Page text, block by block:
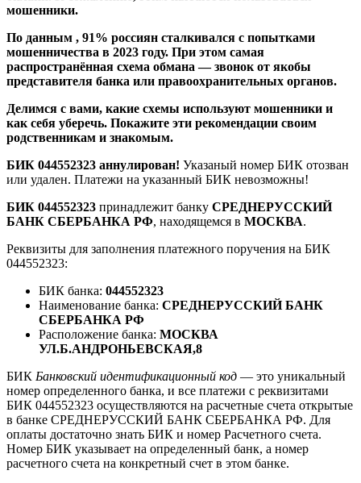
мошенники.
По данным , 91% россиян сталкивался с попытками
мошенничества в 2023 году. При этом самая
распространённая схема обмана — звонок от якобы
представителя банка или правоохранительных органов.
Делимся с вами, какие схемы используют мошенники и
как себя уберечь. Покажите эти рекомендации своим
родственникам и знакомым.
БИК 044552323 аннулирован! Указаный номер БИК отозван
или удален. Платежи на указанный БИК невозможны!
БИК 044552323 принадлежит банку СРЕДНЕРУССКИЙ
БАНК СБЕРБАНКА РФ, находящемся в МОСКВА.
Реквизиты для заполнения платежного поручения на БИК
044552323:
БИК банка: 044552323
Наименование банка: СРЕДНЕРУССКИЙ БАНК
СБЕРБАНКА РФ
Расположение банка: МОСКВА
УЛ.Б.АНДРОНЬЕВСКАЯ,8
БИК Банковский идентификационный код — это уникальный
номер определенного банка, и все платежи с реквизитами
БИК 044552323 осуществляются на расчетные счета открытые
в банке СРЕДНЕРУССКИЙ БАНК СБЕРБАНКА РФ. Для
оплаты достаточно знать БИК и номер Расчетного счета.
Номер БИК указывает на определенный банк, а номер
расчетного счета на конкретный счет в этом банке.